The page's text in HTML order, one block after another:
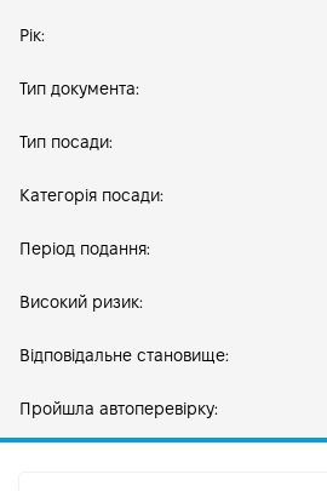
Рік:
Тип документа:
Тип посади:
Категорія посади:
Період подання:
Високий ризик:
Відповідальне становище:
Пройшла автоперевірку: